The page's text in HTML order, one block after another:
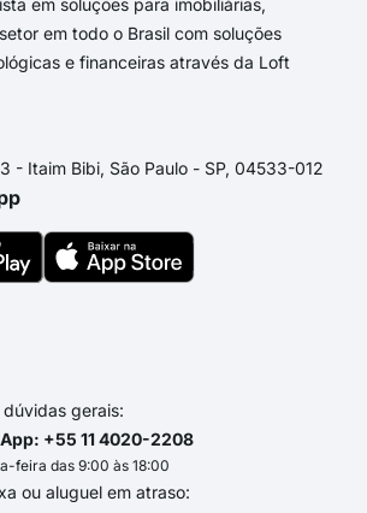
em soluções para imobiliárias,
em todo o Brasil com soluções
e financeiras através da Loft
- Itaim Bibi, São Paulo - SP, 04533-012
gerais:
+55 11 4020-2208
feira das 9:00 às 18:00
ou aluguel em atraso: